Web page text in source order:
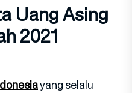
Uang Asing
2021
yang selalu